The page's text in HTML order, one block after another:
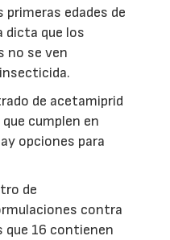
edades de
dicta que los
no se ven
de acetamiprid
cumplen en
opciones para
de
contra
que 16 contienen